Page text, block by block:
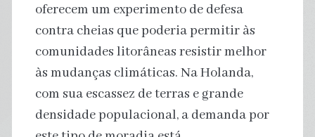
oferecem um experimento de defesa
contra cheias que poderia permitir às
comunidades litorâneas resistir melhor
às mudanças climáticas. Na Holanda,
com sua escassez de terras e grande
densidade populacional, a demanda por